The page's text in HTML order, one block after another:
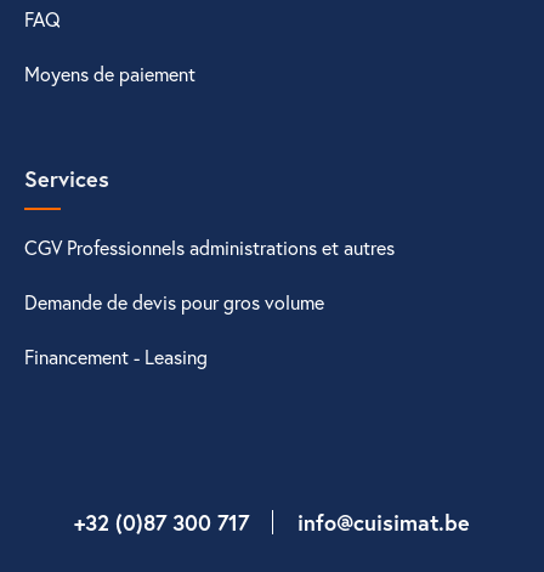
FAQ
Moyens de paiement
Services
CGV Professionnels administrations et autres
Demande de devis pour gros volume
Financement - Leasing
+32 (0)87 300 717 info@cuisimat.be